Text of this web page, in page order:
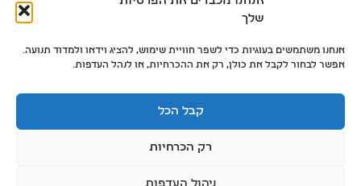
שלך
אנחנו משתמשים בעוגיות כדי לשפר חוויית שימוש, להציג וידאו ולמדוד תנועה.
אפשר לבחור לקבל את כולן, רק את ההכרחיות, או לנהל העדפות.
קבל הכל
רק הכרחיות
058-5786024
058-5786024